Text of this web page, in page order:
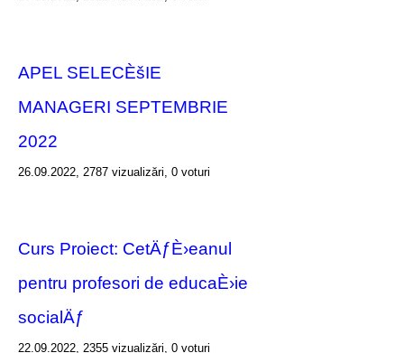
APEL SELECÈšIE
MANAGERI SEPTEMBRIE
2022
26.09.2022, 2787 vizualizări, 0 voturi
Curs Proiect: CetÄƒÈ›eanul
pentru profesori de educaÈ›ie
socialÄƒ
22.09.2022, 2355 vizualizări, 0 voturi